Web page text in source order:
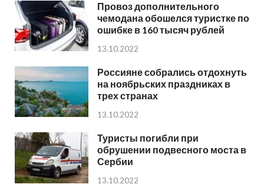
Провоз дополнительного
чемодана обошелся туристке по
ошибке в 160 тысяч рублей
13.10.2022
Россияне собрались отдохнуть
на ноябрьских праздниках в
трех странах
13.10.2022
Туристы погибли при
обрушении подвесного моста в
Сербии
13.10.2022